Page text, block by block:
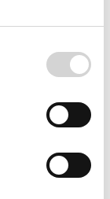
fortsatt fin